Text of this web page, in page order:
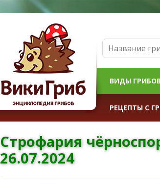
ВИДЫ ГРИБОВ
РЕЦЕПТЫ С
Строфария
26.07.2024